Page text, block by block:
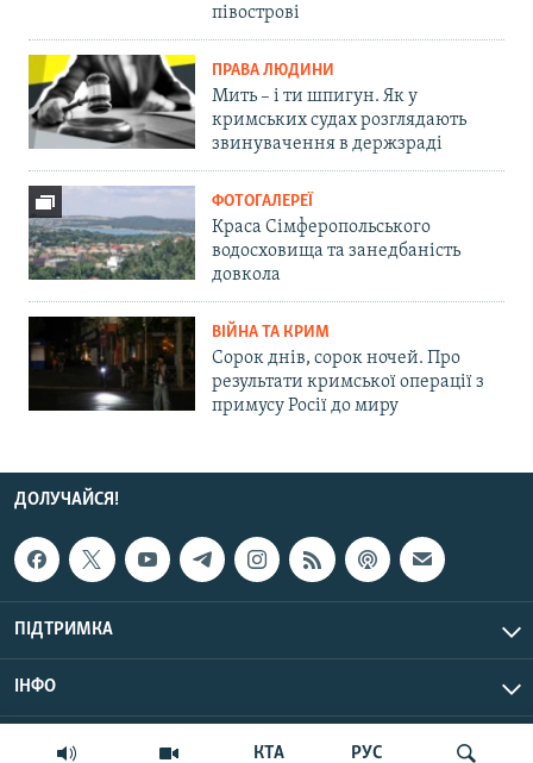
КТА РУС
півострові
ПРАВА ЛЮДИНИ
Мить – і ти шпигун. Як у
кримських судах розглядають
звинувачення в держзраді
ФОТОГАЛЕРЕЇ
Краса Сімферопольського
водосховища та занедбаність
довкола
ВІЙНА ТА КРИМ
Сорок днів, сорок ночей. Про
результати кримської операції з
примусу Росії до миру
ДОЛУЧАЙСЯ!
ПІДТРИМКА
ІНФО
© Крим.Реалії, 2026 | Усі права застережено.